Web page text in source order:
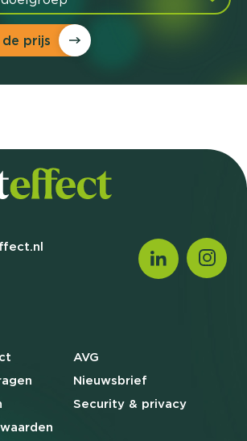
prijs
AVG
Nieuwsbrief
Security & privacy